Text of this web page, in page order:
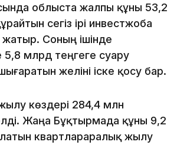
облыста жалпы құны 53,2
сегіз ірі инвестжоба
Соның ішінде
5,8 млрд теңгеге суару
желіні іске қосу бар.
көздері 284,4 млн
Жаңа Бұқтырмада құны 9,2
квартлараралық жылу